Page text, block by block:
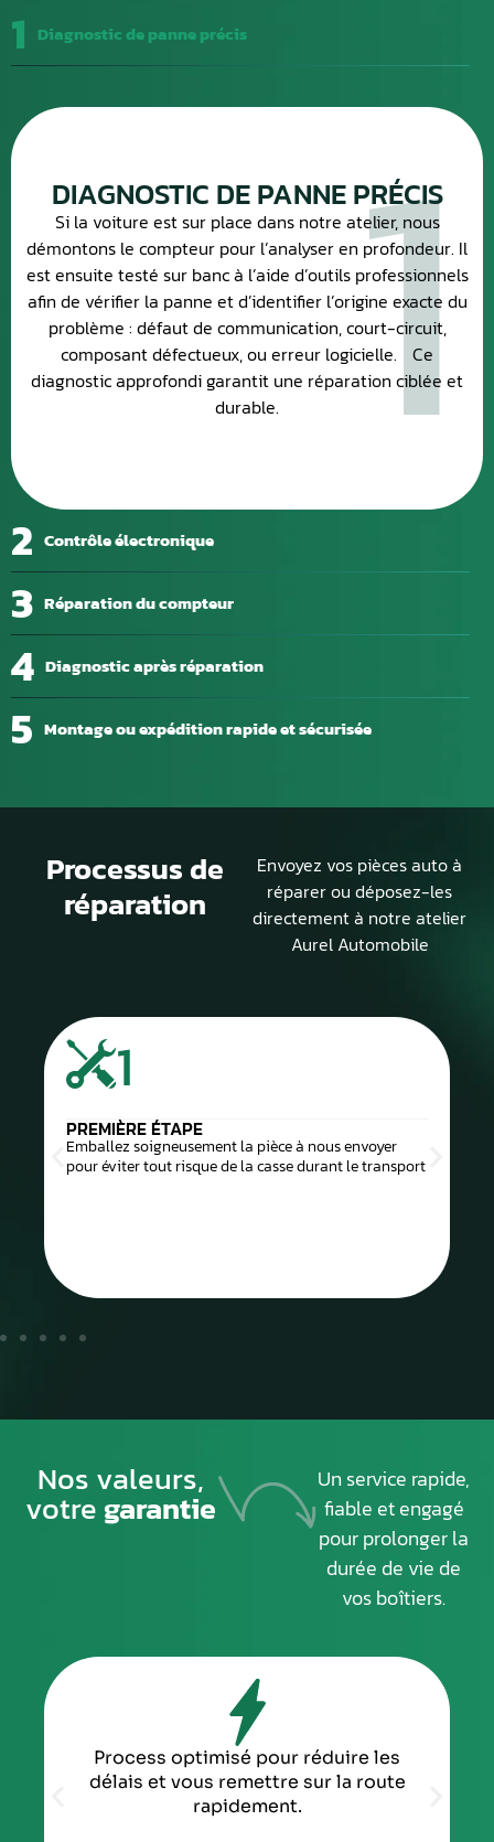
1 Diagnostic de panne précis
2 Contrôle électronique
3 Réparation du compteur
4 Diagnostic après réparation
5 Montage ou expédition rapide et sécurisée
1
DIAGNOSTIC DE PANNE PRÉCIS
Si la voiture est sur place dans notre atelier, nous
démontons le compteur pour l’analyser en profondeur. Il
est ensuite testé sur banc à l’aide d’outils professionnels
afin de vérifier la panne et d’identifier l’origine exacte du
problème : défaut de communication, court-circuit,
composant défectueux, ou erreur logicielle. Ce
diagnostic approfondi garantit une réparation ciblée et
durable.
Processus de
réparation
Envoyez vos pièces auto à
réparer ou déposez-les
directement à notre atelier
Aurel Automobile
1
PREMIÈRE ÉTAPE
Emballez soigneusement la pièce à nous envoyer
pour éviter tout risque de la casse durant le transport
Nos valeurs,
votregarantie
Un service rapide,
fiable et engagé
pour prolonger la
durée de vie de
vos boîtiers.
Process optimisé pour réduire les
délais et vous remettre sur la route
rapidement.